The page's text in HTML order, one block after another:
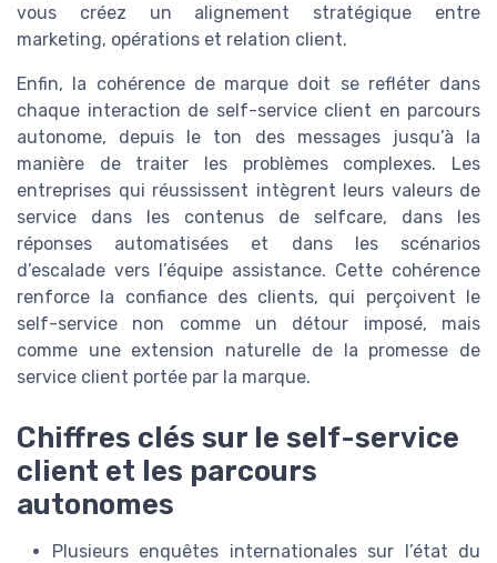
vous créez un alignement stratégique entre
marketing, opérations et relation client.
Enfin, la cohérence de marque doit se refléter dans
chaque interaction de self-service client en parcours
autonome, depuis le ton des messages jusqu’à la
manière de traiter les problèmes complexes. Les
entreprises qui réussissent intègrent leurs valeurs de
service dans les contenus de selfcare, dans les
réponses automatisées et dans les scénarios
d’escalade vers l’équipe assistance. Cette cohérence
renforce la confiance des clients, qui perçoivent le
self-service non comme un détour imposé, mais
comme une extension naturelle de la promesse de
service client portée par la marque.
Chiffres clés sur le self-service
client et les parcours
autonomes
Plusieurs enquêtes internationales sur l’état du